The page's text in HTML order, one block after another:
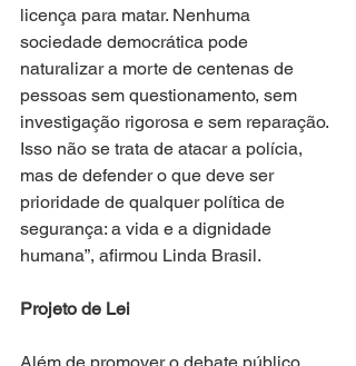
licença para matar. Nenhuma
sociedade democrática pode
naturalizar a morte de centenas de
pessoas sem questionamento, sem
investigação rigorosa e sem reparação.
Isso não se trata de atacar a polícia,
mas de defender o que deve ser
prioridade de qualquer política de
segurança: a vida e a dignidade
humana”, afirmou Linda Brasil.
Projeto de Lei